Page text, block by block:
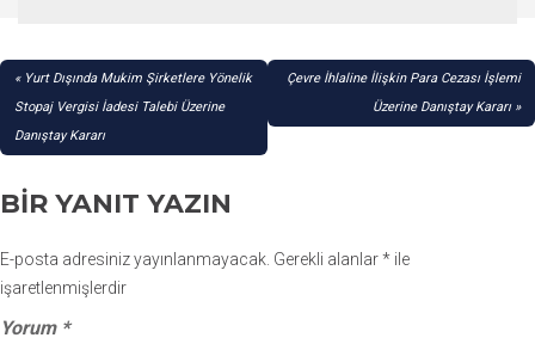
YAZI
GEZINMESI
Yurt Dışında Mukim Şirketlere Yönelik
Stopaj Vergisi İadesi Talebi Üzerine
Danıştay Kararı
Çevre İhlaline İlişkin Para Cezası İşlemi
Üzerine Danıştay Kararı
BIR YANIT YAZIN
E-posta adresiniz yayınlanmayacak. Gerekli alanlar* ile
işaretlenmişlerdir
Yorum *